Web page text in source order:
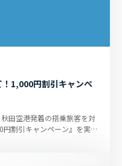
1,000円割引キャンペ
田空港発着の搭乗旅客を対
割引キャンペーン』を実施